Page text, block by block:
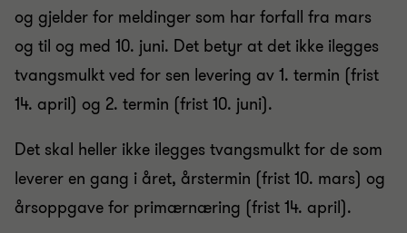
og gjelder for meldinger som har forfall fra mars
og til og med 10. juni. Det betyr at det ikke ilegges
tvangsmulkt ved for sen levering av 1. termin (frist
14. april) og 2. termin (frist 10. juni).
Det skal heller ikke ilegges tvangsmulkt for de som
leverer en gang i året, årstermin (frist 10. mars) og
årsoppgave for primærnæring (frist 14. april).